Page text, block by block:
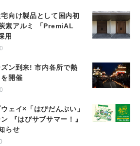
向け製品として国内初
素アルミ 「PremiAL
用
ン到来! 市内各所で熱
開催
ェイ×「はぴだんぶい」
『はぴサブサマー！』
らせ